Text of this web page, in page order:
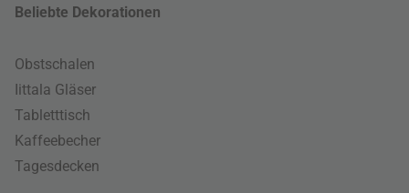
Beliebte Dekorationen
Obstschalen
Iittala Gläser
Tabletttisch
Kaffeebecher
Tagesdecken